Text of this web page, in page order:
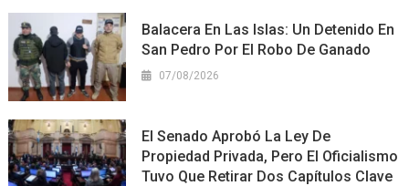
Balacera En Las Islas: Un Detenido En
San Pedro Por El Robo De Ganado
07/08/2026
El Senado Aprobó La Ley De
Propiedad Privada, Pero El Oficialismo
Tuvo Que Retirar Dos Capítulos Clave